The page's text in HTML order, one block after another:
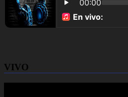
VIVO